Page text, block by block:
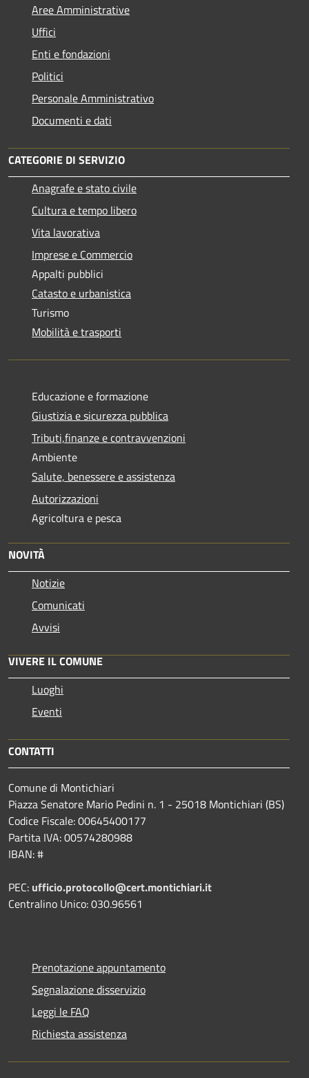
Aree Amministrative
Uffici
Enti e fondazioni
Politici
Personale Amministrativo
Documenti e dati
CATEGORIE DI SERVIZIO
Anagrafe e stato civile
Cultura e tempo libero
Vita lavorativa
Imprese e Commercio
Appalti pubblici
Catasto e urbanistica
Turismo
Mobilità e trasporti
Educazione e formazione
Giustizia e sicurezza pubblica
Tributi,finanze e contravvenzioni
Ambiente
Salute, benessere e assistenza
Autorizzazioni
Agricoltura e pesca
NOVITÀ
Notizie
Comunicati
Avvisi
VIVERE IL COMUNE
Luoghi
Eventi
CONTATTI
Comune di Montichiari
Piazza Senatore Mario Pedini n. 1 - 25018 Montichiari (BS)
Codice Fiscale: 00645400177
Partita IVA: 00574280988
IBAN: #
PEC: ufficio.protocollo@cert.montichiari.it
Centralino Unico: 030.96561
Prenotazione appuntamento
Segnalazione disservizio
Leggi le FAQ
Richiesta assistenza